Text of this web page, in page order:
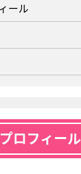
ール
ロフィール